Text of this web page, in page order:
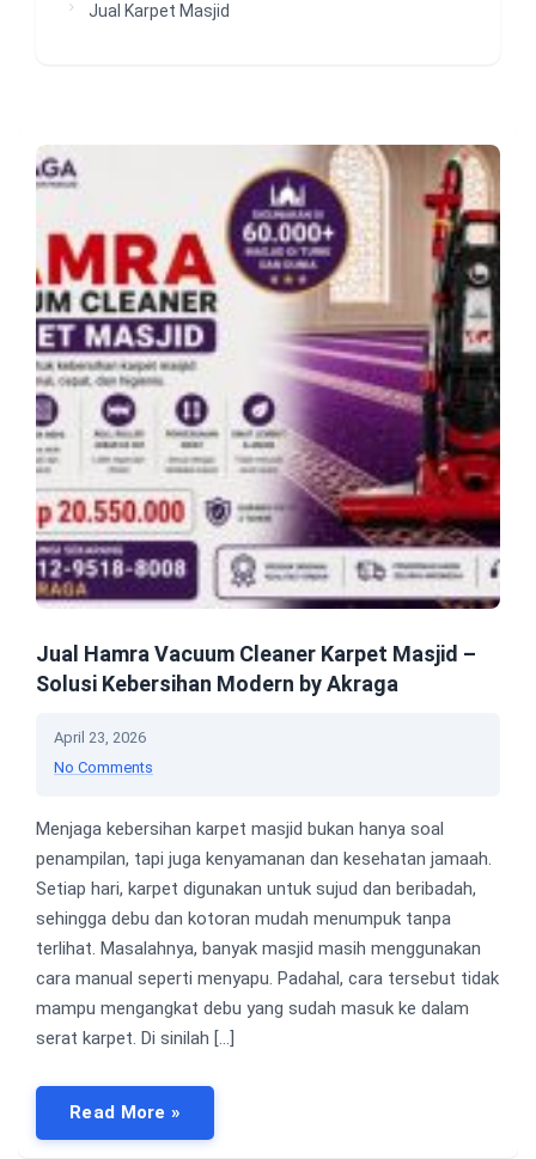
Jual Karpet Masjid
Jual Hamra Vacuum Cleaner Karpet Masjid –
Solusi Kebersihan Modern by Akraga
April 23, 2026
No Comments
Menjaga kebersihan karpet masjid bukan hanya soal
penampilan, tapi juga kenyamanan dan kesehatan jamaah.
Setiap hari, karpet digunakan untuk sujud dan beribadah,
sehingga debu dan kotoran mudah menumpuk tanpa
terlihat. Masalahnya, banyak masjid masih menggunakan
cara manual seperti menyapu. Padahal, cara tersebut tidak
mampu mengangkat debu yang sudah masuk ke dalam
serat karpet. Di sinilah […]
Read More »